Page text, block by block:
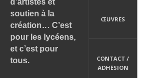
ŒUVRES
CONTACT /
ADHÉSION
d’artistes et
soutien à la
création… C’est
pour les lycéens,
et c’est pour
tous.